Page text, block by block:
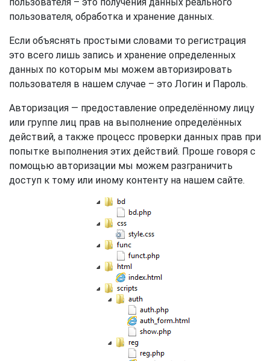
пользователя, обработка и хранение данных.
Если объяснять простыми словами то регистрация
это всего лишь запись и хранение определенных
данных по которым мы можем авторизировать
пользователя в нашем случае – это Логин и Пароль.
Авторизация — предоставление определённому лицу
или группе лиц прав на выполнение определённых
действий, а также процесс проверки данных прав при
попытке выполнения этих действий. Проше говоря с
помощью авторизации мы можем разграничить
доступ к тому или иному контенту на нашем сайте.